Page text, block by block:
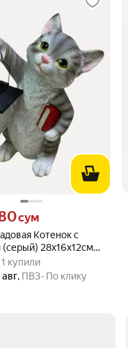
Котенок с
28х16х12см
F882
сум вместо
сум
5.0 из 5
1 купили
1 купили
авг, ПВЗ По клику